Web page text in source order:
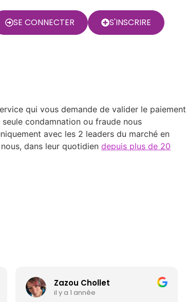
SE CONNECTER S'INSCRIRE
qui vous demande de valider le paiement
condamnation ou fraude nous
avec les 2 leaders du marché en
dans leur quotidien depuis plus de 20
Gilberte Uzeel
il y a 1 année